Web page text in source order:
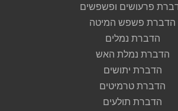
פרעושים ופשפשים
הדברת פשפש המיטה
הדברת נמלים
הדברת נמלת האש
הדברת יתושים
הדברת טרמיטים
הדברת תולעים